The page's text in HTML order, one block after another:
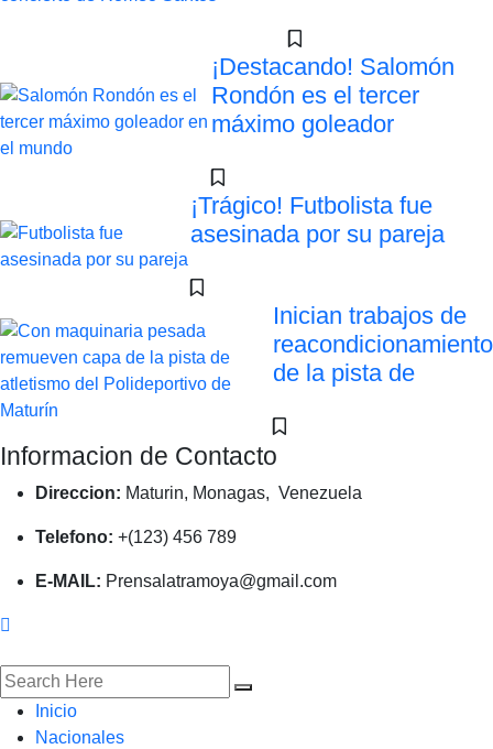
¡Destacando! Salomón
Rondón es el tercer
máximo goleador
¡Trágico! Futbolista fue
asesinada por su pareja
Inician trabajos de
reacondicionamiento
de la pista de
Informacion de Contacto
Direccion: Maturin, Monagas, Venezuela
Telefono: +(123) 456 789
E-MAIL: Prensalatramoya@gmail.com
Inicio
Nacionales